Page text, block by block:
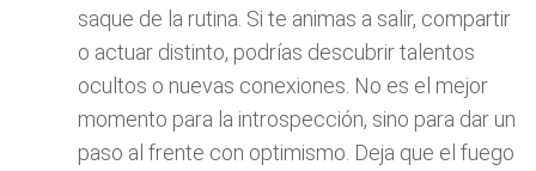
saque de la rutina. Si te animas a salir, compartir
o actuar distinto, podrías descubrir talentos
ocultos o nuevas conexiones. No es el mejor
momento para la introspección, sino para dar un
paso al frente con optimismo. Deja que el fuego